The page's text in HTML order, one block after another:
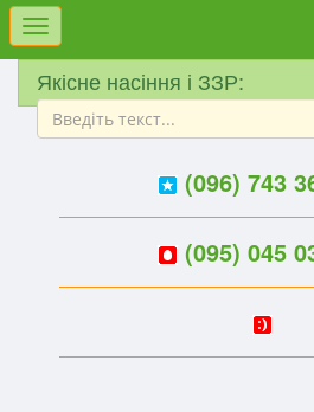
Меню
Якісне насіння і ЗЗР:
(096) 743
(095) 045